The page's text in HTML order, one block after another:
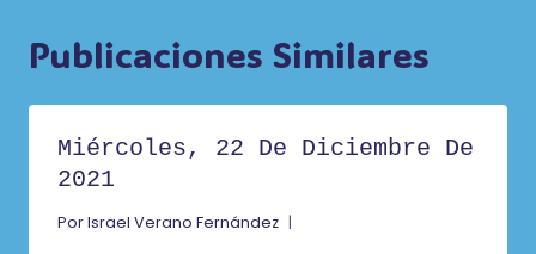
Publicaciones Similares
Miércoles, 22 De Diciembre De
2021
PorIsrael Verano Fernández